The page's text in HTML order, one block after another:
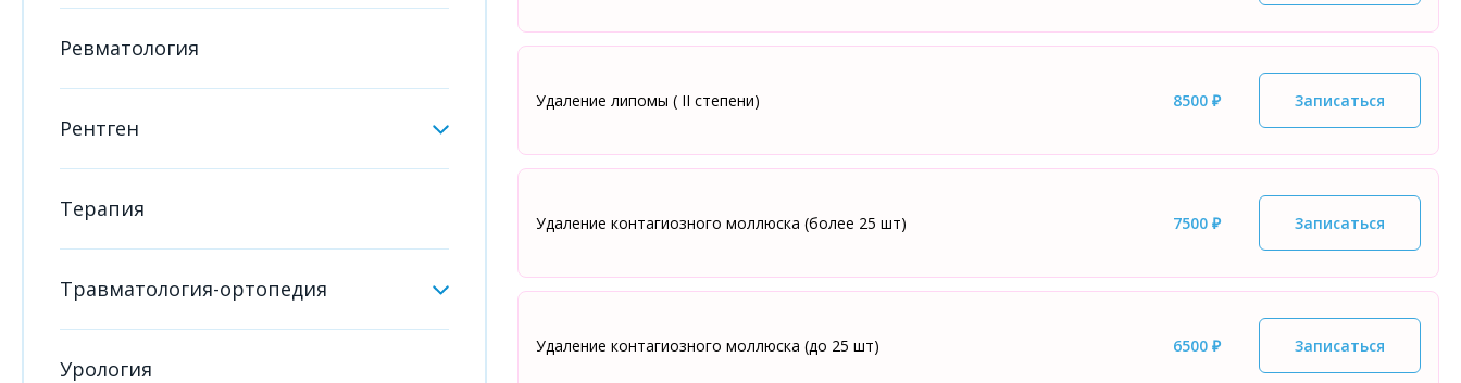
Ревматология
Рентген
Терапия
Травматология-ортопедия
Урология
Удаление липомы ( II степени) 8500 ₽ Записаться
Удаление контагиозного моллюска (более 25 шт) 7500 ₽ Записаться
Удаление контагиозного моллюска (до 25 шт) 6500 ₽ Записаться